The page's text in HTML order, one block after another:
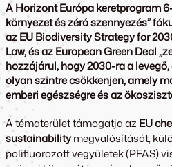
AHorizont Európa keretprogram
környezet és zéró szennyezés”
azEU Biodiversity Strategy for
Law,és azEuropean Green Deal
hozzájárul, hogy 2030-ra a
olyan szintre csökkenjen, amely
emberi egészségre és az
A tématerület támogatja az EU
sustainabilitymegvalósítását,
polifluorozott vegyületek (PFAS)